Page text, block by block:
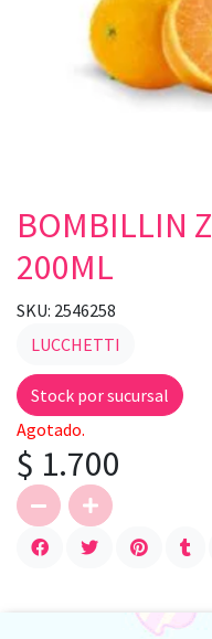
BOMBILLIN
200ML
SKU: 2546258
LUCCHETTI
Stock por sucursal
Agotado.
$ 1.700